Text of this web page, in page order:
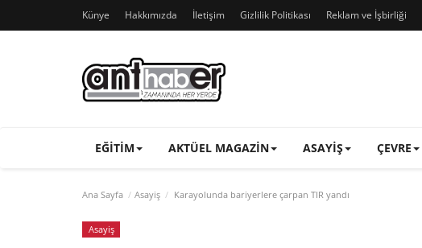
Künye Hakkımızda İletişim Gizlilik Politikası Reklam ve İşbirliği
EĞITIM AKTÜEL MAGAZIN ASAYIŞ ÇEVRE
Ana Sayfa Asayiş Karayolunda bariyerlere çarpan TIR yandı
Asayiş